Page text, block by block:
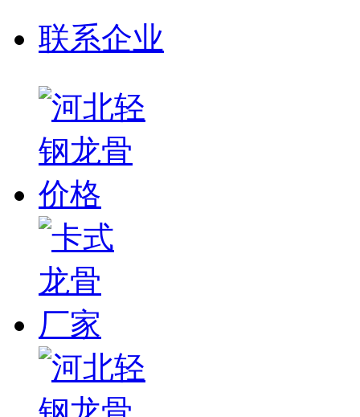
联系企业